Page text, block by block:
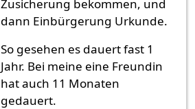
Zusicherung bekommen, und
dann Einbürgerung Urkunde.
So gesehen es dauert fast 1
Jahr. Bei meine eine Freundin
hat auch 11 Monaten
gedauert.